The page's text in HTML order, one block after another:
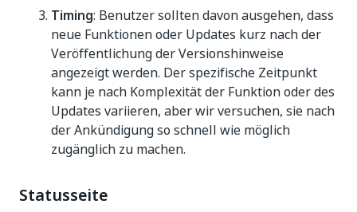
Timing: Benutzer sollten davon ausgehen, dass
neue Funktionen oder Updates kurz nach der
Veröffentlichung der Versionshinweise
angezeigt werden. Der spezifische Zeitpunkt
kann je nach Komplexität der Funktion oder des
Updates variieren, aber wir versuchen, sie nach
der Ankündigung so schnell wie möglich
zugänglich zu machen.
Statusseite